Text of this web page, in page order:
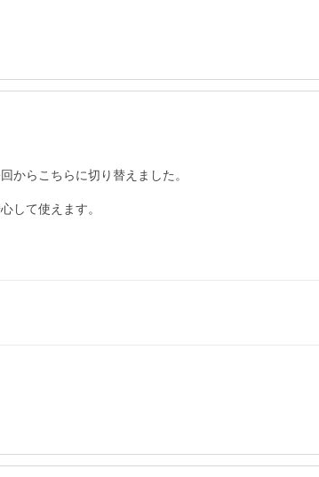
からこちらに切り替えました。
して使えます。